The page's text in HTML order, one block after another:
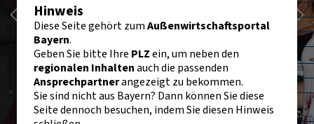
Warenursprung und Präferenzen
Warenverkehr innerhalb der EU
Allgemeines
Intrahandelsstatistik
Umsatzsteuer-
Identifikationsnummer
Erfolgsgeschichte: Menschen, Märkte,
Hinweis
Diese Seite gehört zumAußenwirtschaftsportal
Bayern.
Geben Sie bitte Ihre PLZein, um neben den
regionalen Inhaltenauch die passenden
Ansprechpartnerangezeigt zu bekommen.
Sie sind nicht aus Bayern? Dann können Sie diese
Seite dennoch besuchen, indem Sie diesen Hinweis